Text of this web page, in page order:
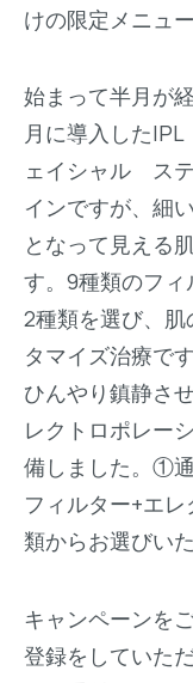
けの限定メニュ
始まって半月が
月に導入した
ェイシャル ス
インですが、細
となって見える
す。9種類のフ
2種類を選び、
タマイズ治療で
ひんやり鎮静さ
レクトロポレー
備しました。①
フィルター+エ
類からお選びい
キャンペーンを
登録をしていた